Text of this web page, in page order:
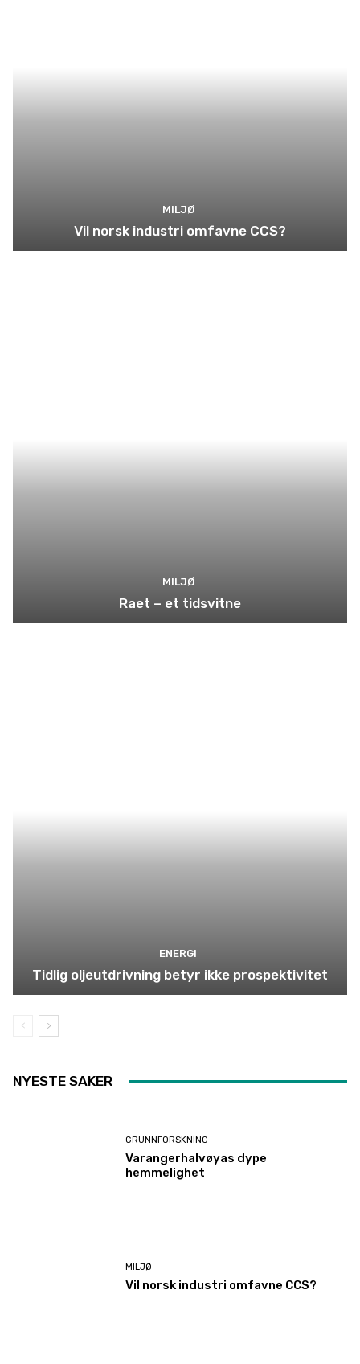
MILJØ
Vil norsk industri omfavne CCS?
MILJØ
Raet – et tidsvitne
ENERGI
Tidlig oljeutdrivning betyr ikke prospektivitet
NYESTE SAKER
GRUNNFORSKNING
Varangerhalvøyas dype
hemmelighet
MILJØ
Vil norsk industri omfavne CCS?